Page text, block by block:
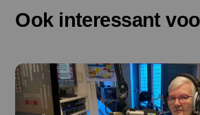
Ook interessant